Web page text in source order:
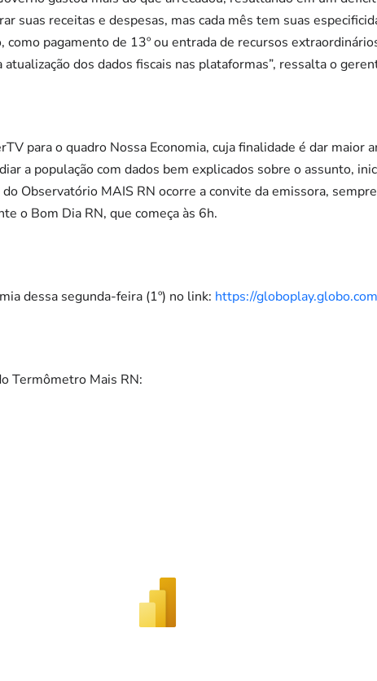
suas receitas e despesas, mas cada mês tem suas
pagamento de 13º ou entrada de recursos
dos dados fiscais nas plataformas”, ressalta o
para o quadro Nossa Economia, cuja finalidade é dar maior
a população com dados bem explicados sobre o assunto,
Observatório MAIS RN ocorre a convite da emissora,
o Bom Dia RN, que começa às 6h.
dessa segunda-feira (1º) no link: https://
Termômetro Mais RN: